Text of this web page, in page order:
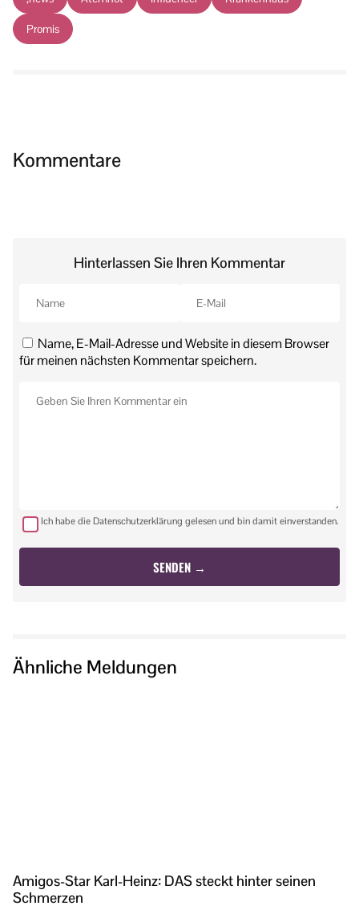
Promis
Kommentare
Hinterlassen Sie Ihren Kommentar
Name, E-Mail-Adresse und Website in diesem Browser
für meinen nächsten Kommentar speichern.
Ich habe die Datenschutzerklärung gelesen und bin damit einverstanden.
Ähnliche Meldungen
Amigos-Star Karl-Heinz: DAS steckt hinter seinen
Schmerzen